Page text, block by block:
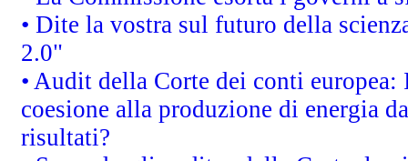
• Dite la vostra sul futuro della
2.0"
• Audit della Corte dei conti
coesione alla produzione di energia
risultati?